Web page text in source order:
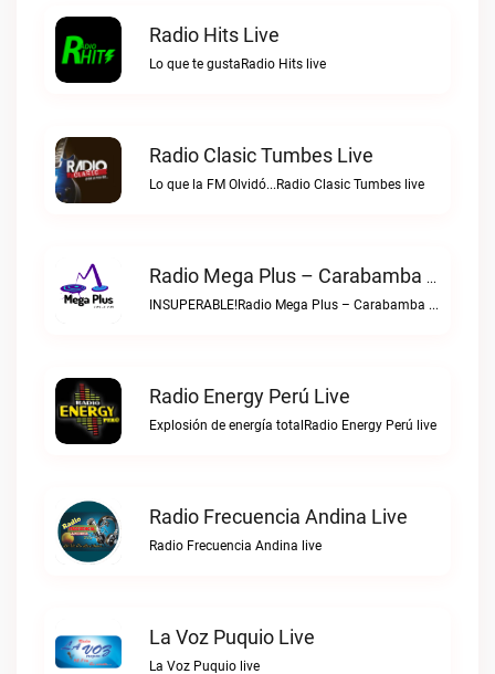
Radio Hits Live
Lo que te gustaRadio Hits live
Radio Clasic Tumbes Live
Lo que la FM Olvidó...Radio Clasic Tumbes live
Radio Mega Plus – Carabamba Live
INSUPERABLE!Radio Mega Plus – Carabamba live
Radio Energy Perú Live
Explosión de energía totalRadio Energy Perú live
Radio Frecuencia Andina Live
Radio Frecuencia Andina live
La Voz Puquio Live
La Voz Puquio live